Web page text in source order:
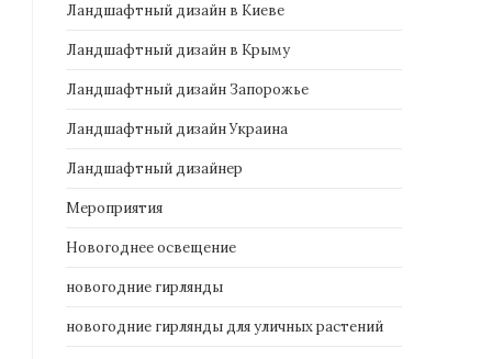
Ландшафтный дизайн в Киеве
Ландшафтный дизайн в Крыму
Ландшафтный дизайн Запорожье
Ландшафтный дизайн Украина
Ландшафтный дизайнер
Мероприятия
Новогоднее освещение
новогодние гирлянды
новогодние гирлянды для уличных растений